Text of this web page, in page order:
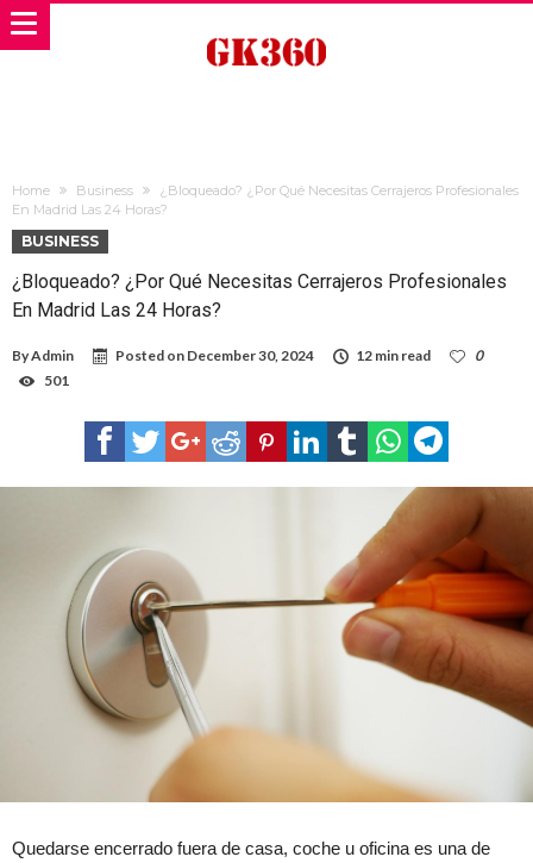
Home Business
¿Bloqueado? ¿Por Qué Necesitas Cerrajeros Profesionales
En Madrid Las 24 Horas?
BUSINESS
¿Bloqueado? ¿Por Qué Necesitas Cerrajeros Profesionales
En Madrid Las 24 Horas?
ByAdmin Posted on December 30, 2024 12 min read
0
501
Quedarse encerrado fuera de casa, coche u oficina es una de